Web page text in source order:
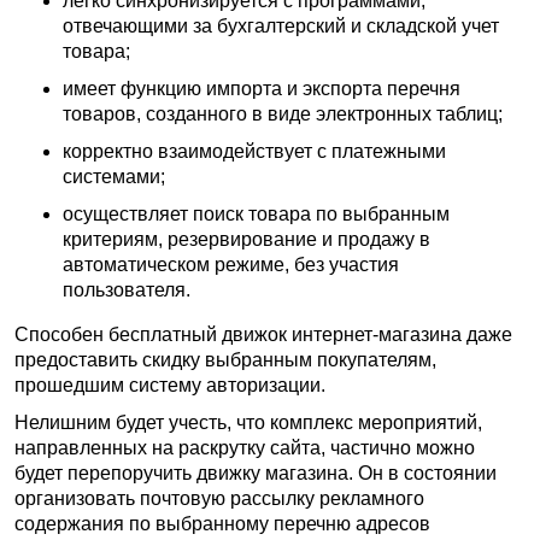
отвечающими за бухгалтерский и складской учет
товара;
имеет функцию импорта и экспорта перечня
товаров, созданного в виде электронных таблиц;
корректно взаимодействует с платежными
системами;
осуществляет поиск товара по выбранным
критериям, резервирование и продажу в
автоматическом режиме, без участия
пользователя.
Способен бесплатный движок интернет-магазина даже
предоставить скидку выбранным покупателям,
прошедшим систему авторизации.
Нелишним будет учесть, что комплекс мероприятий,
направленных на раскрутку сайта, частично можно
будет перепоручить движку магазина. Он в состоянии
организовать почтовую рассылку рекламного
содержания по выбранному перечню адресов